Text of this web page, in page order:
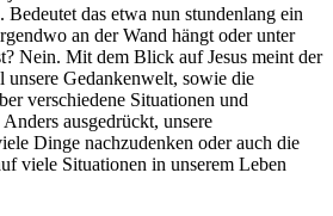
Bedeutet das etwa nun stundenlang ein
an der Wand hängt oder unter
Nein. Mit dem Blick auf Jesus meint der
unsere Gedankenwelt, sowie die
verschiedene Situationen und
ausgedrückt, unsere
Dinge nachzudenken oder auch die
viele Situationen in unserem Leben